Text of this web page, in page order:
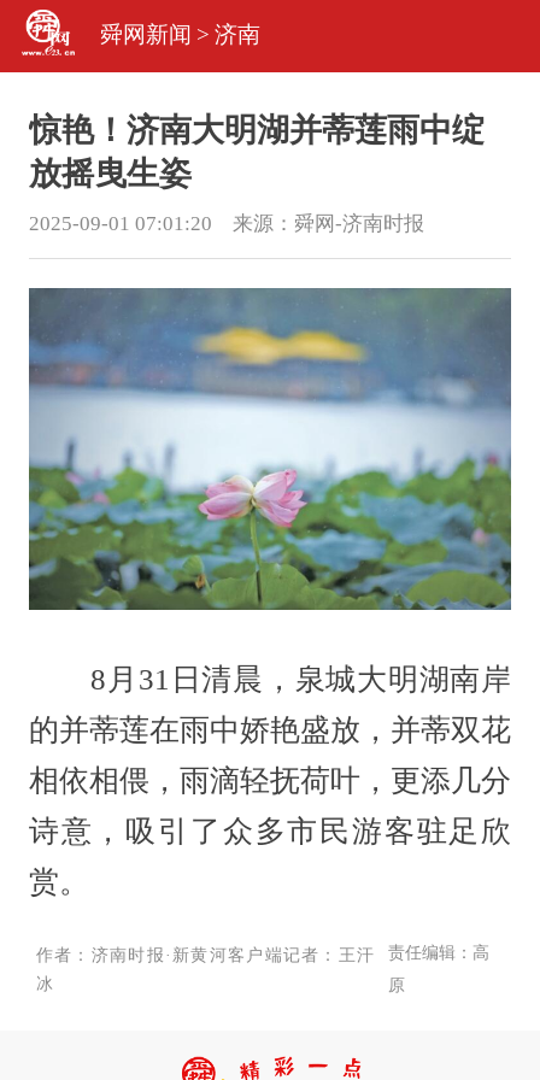
舜网新闻 > 济南
惊艳！济南大明湖并蒂莲雨中绽
放摇曳生姿
2025-09-01 07:01:20 来源： 舜网-济南时报
8月31日清晨，泉城大明湖南岸
的并蒂莲在雨中娇艳盛放，并蒂双花
相依相偎，雨滴轻抚荷叶，更添几分
诗意，吸引了众多市民游客驻足欣
赏。
作者：济南时报·新黄河客户端记者：王汗
冰
责任编辑：高
原